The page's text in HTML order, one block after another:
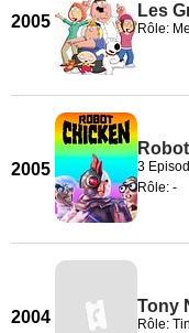
2005
Les
Rôle:
2005 3
Rôle: -
2004
Tony
Rôle: